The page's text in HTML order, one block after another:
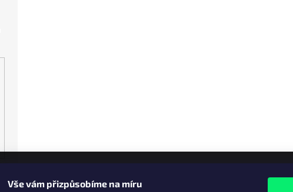
Vše vám přizpůsobíme na míru